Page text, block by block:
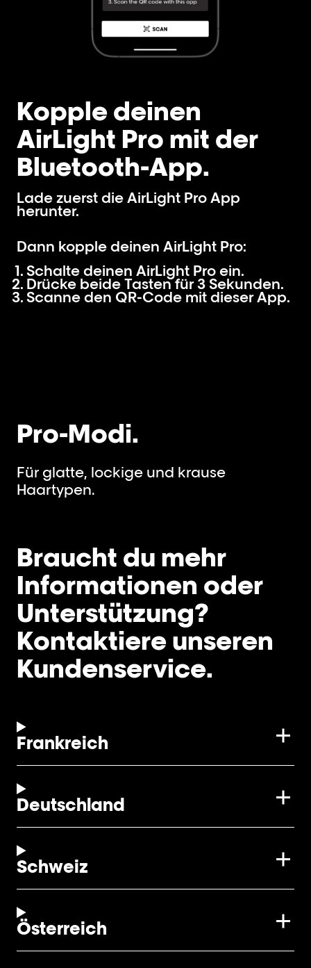
Kopple deinen
AirLight Pro mit der
Bluetooth-App.
Lade zuerst die AirLight Pro App
herunter.
Dann kopple deinen AirLight Pro:
Schalte deinen AirLight Pro ein.
Drücke beide Tasten für 3 Sekunden.
Scanne den QR-Code mit dieser App.
Pro-Modi.
Für glatte, lockige und krause
Haartypen.
Braucht du mehr
Informationen oder
Unterstützung?
Kontaktiere unseren
Kundenservice.
Frankreich
Deutschland
Schweiz
Österreich